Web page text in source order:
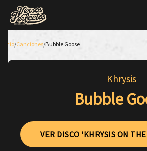
Inicio/Canciones/Bubble Goose
Khrysis
Bubble
VER DISCO 'KHRYSIS ON